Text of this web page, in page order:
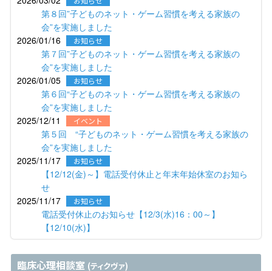
第８回”子どものネット・ゲーム習慣を考える家族の
会”を実施しました
2026/01/16
お知らせ
第７回”子どものネット・ゲーム習慣を考える家族の
会”を実施しました
2026/01/05
お知らせ
第６回“子どものネット・ゲーム習慣を考える家族の
会”を実施しました
2025/12/11
イベント
第５回 “子どものネット・ゲーム習慣を考える家族の
会”を実施しました
2025/11/17
お知らせ
【12/12(金)～】電話受付休止と年末年始休室のお知ら
せ
2025/11/17
お知らせ
電話受付休止のお知らせ【12/3(水)16：00～】
【12/10(水)】
臨床心理相談室 (ティクヴァ)